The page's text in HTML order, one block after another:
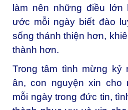
làm nên những điều lớn
ước mỗi ngày biết đào
sống thánh thiện hơn,
thành hơn.
Trong tâm tình mừng kỷ
ân, con nguyện xin cho
mỗi ngày trong đức tin,